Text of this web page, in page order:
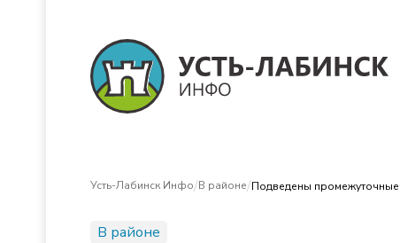
Усть-Лабинск Инфо/В районе/Подведены промежуточные
В районе